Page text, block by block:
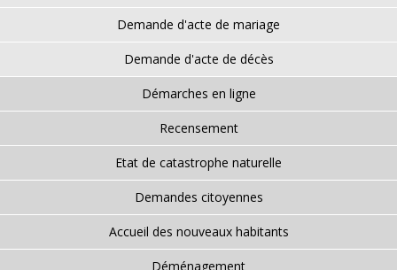
Demande d'acte de mariage
Demande d'acte de décès
Démarches en ligne
Recensement
Etat de catastrophe naturelle
Demandes citoyennes
Accueil des nouveaux habitants
Déménagement